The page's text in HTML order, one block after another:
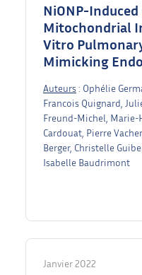
NiONP-
Mitochondrial
Vitro
Mimicking
Auteurs : Ophélie
Francois Quignard,
Freund-Michel, Marie-
Cardouat, Pierre
Berger, Christelle
Isabelle Baudrimont
Janvier 2022